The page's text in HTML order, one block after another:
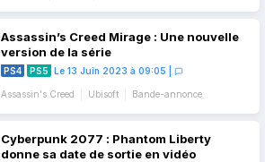
Assassin’s Creed Mirage : Une nouvelle
version de la série
PS4 PS5 Le 13 Juin 2023 à 09:05
Assassin's Creed Ubisoft
Bande-annonce
Cyberpunk 2077 : Phantom Liberty
donne sa date de sortie en vidéo